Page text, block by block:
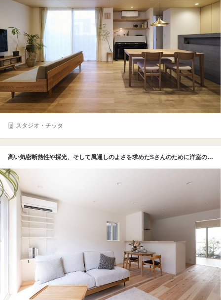
スタジオ・チッタ
高い気密断熱性や採光、そして風通しのよさを求めたSさんのために洋室の引き戸を介して北側までスッキリ見通せるよう設計。また、絵画を飾ることが好きなSさんのため、向かって左側の壁を補強し天井には絵画用のダウンライトも取り付けた